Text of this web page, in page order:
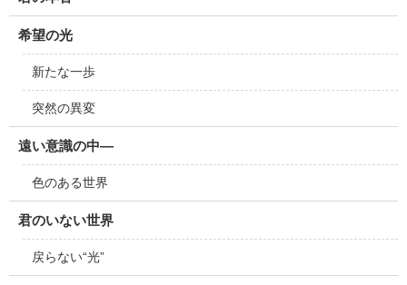
希望の光
新たな一歩
突然の異変
遠い意識の中―
色のある世界
君のいない世界
戻らない“光”